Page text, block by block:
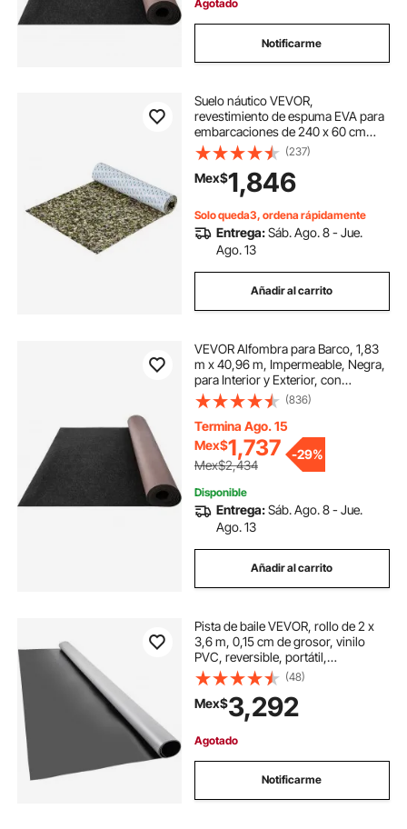
Agotado
Notificarme
Suelo náutico VEVOR,
revestimiento de espuma EVA para
embarcaciones de 240 x 60 cm
(94,5" x 23,6"), antideslizante y
autoadhesivo, 2,9 m² (31,1 pies²), 2
rollos de moqueta náutica para
barcos, yates, pontones y cubiertas
de kayak.
(237)
Mex$1,846
Solo queda3, ordena rápidamente
Entrega:Sáb. Ago. 8 - Jue.
Ago. 13
Añadir al carrito
VEVOR Alfombra para Barco, 1,83
m x 40,96 m, Impermeable, Negra,
para Interior y Exterior, con
Respaldo Marino, Antideslizante,
de Grado Marino, Recortable, Fácil
de Limpiar, para Patio y Terraza
(836)
Termina Ago. 15
Mex$1,737
Mex$2,434
-29%
Disponible
Entrega:Sáb. Ago. 8 - Jue.
Ago. 13
Añadir al carrito
Pista de baile VEVOR, rollo de 2 x
3,6 m, 0,15 cm de grosor, vinilo
PVC, reversible, portátil,
antideslizante, ideal para jazz, pop
y lírico.
(48)
Mex$3,292
Agotado
Notificarme